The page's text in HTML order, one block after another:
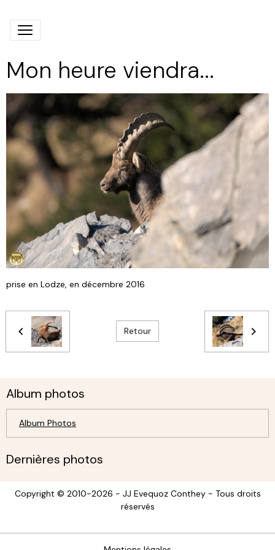
Mon heure viendra...
prise en Lodze, en décembre 2016
Retour
Album photos
Album Photos
Dernières photos
Copyright © 2010-2026 - JJ Evequoz Conthey - Tous droits
réservés